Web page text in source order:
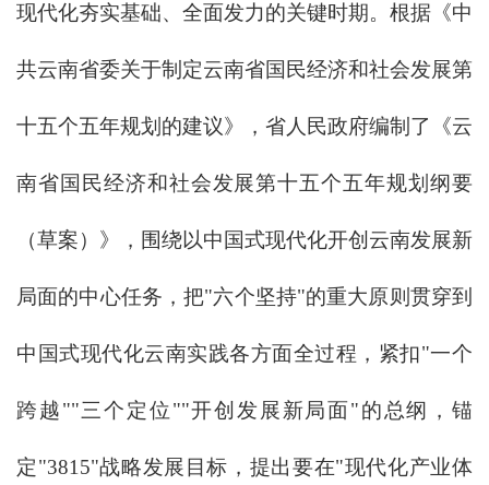
现代化夯实基础、全面发力的关键时期。根据《中
共云南省委关于制定云南省国民经济和社会发展第
十五个五年规划的建议》，省人民政府编制了《云
南省国民经济和社会发展第十五个五年规划纲要
（草案）》，围绕以中国式现代化开创云南发展新
局面的中心任务，把"六个坚持"的重大原则贯穿到
中国式现代化云南实践各方面全过程，紧扣"一个
跨越""三个定位""开创发展新局面"的总纲，锚
定"3815"战略发展目标，提出要在"现代化产业体